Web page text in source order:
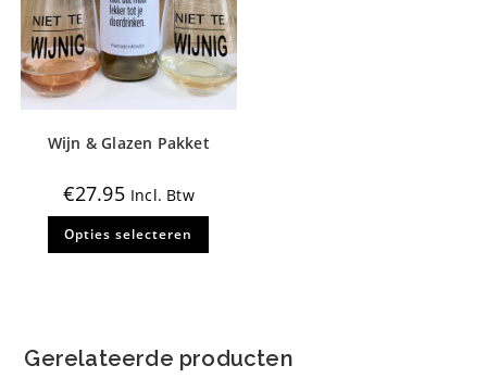
Wijn & Glazen Pakket
€27.95 Incl. Btw
Opties selecteren
Dit
heeft
worden
Gerelateerde producten